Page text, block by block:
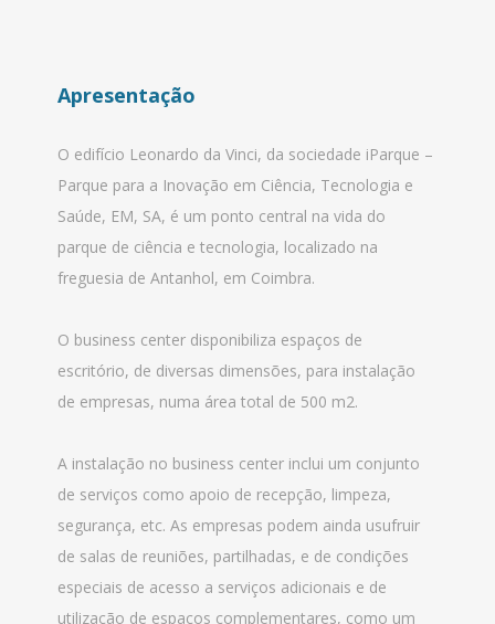
Apresentação
O edifício Leonardo da Vinci, da sociedade iParque –
Parque para a Inovação em Ciência, Tecnologia e
Saúde, EM, SA, é um ponto central na vida do
parque de ciência e tecnologia, localizado na
freguesia de Antanhol, em Coimbra.
O business center disponibiliza espaços de
escritório, de diversas dimensões, para instalação
de empresas, numa área total de 500 m2.
A instalação no business center inclui um conjunto
de serviços como apoio de recepção, limpeza,
segurança, etc. As empresas podem ainda usufruir
de salas de reuniões, partilhadas, e de condições
especiais de acesso a serviços adicionais e de
utilização de espaços complementares, como um